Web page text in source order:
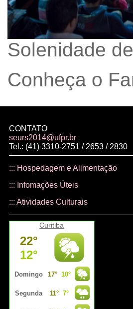
Solenidade
Conheça o
CONTATO
seurs2014@ufpr.br
Tel.: (41) 3310-2751 / 2653 / 2830
::: Hospedagem e Alimentação
::: Infomações Úteis
::: Atividades Culturais
Curitiba